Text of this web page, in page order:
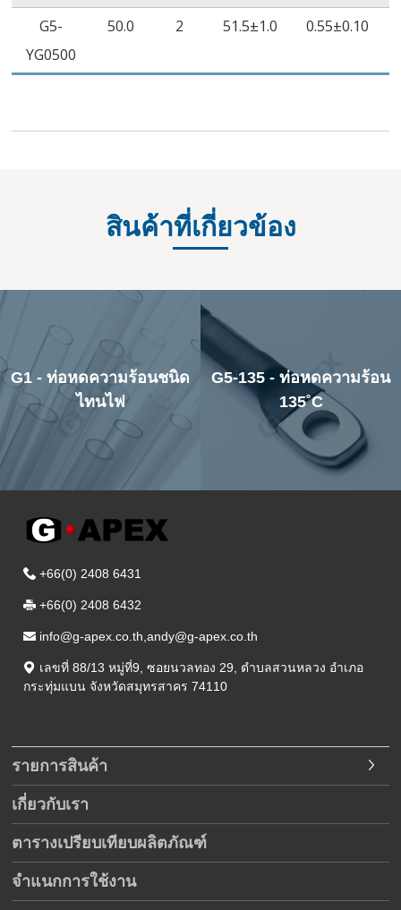
G5-
YG0500
50.0 2 51.5±1.0 0.55±0.10
สินค้าที่เกี่ยวข้อง
G1 - ท่อหดความร้อนชนิด
ไทนไฟ
G5-135 - ท่อหดความร้อน
135˚C
+66(0) 2408 6431
+66(0) 2408 6432
info@g-apex.co.th,andy@g-apex.co.th
เลขที่ 88/13 หมู่ที่9 ,ซอยนวลทอง 29
ตำบลสวนหลวง อำเภอ
กระทุ่มแบน จังหวัดสมุทรสาคร 74110
รายการสินค้า
เกี่ยวกับเรา
ตารางเปรียบเทียบผลิตภัณฑ์
จำแนกการใช้งาน